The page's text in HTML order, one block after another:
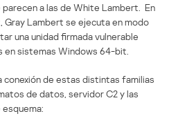
a las de White Lambert. En
Lambert se ejecuta en modo
una unidad firmada vulnerable
sistemas Windows 64-bit.
conexión de estas distintas familias
de datos, servidor C2 y las